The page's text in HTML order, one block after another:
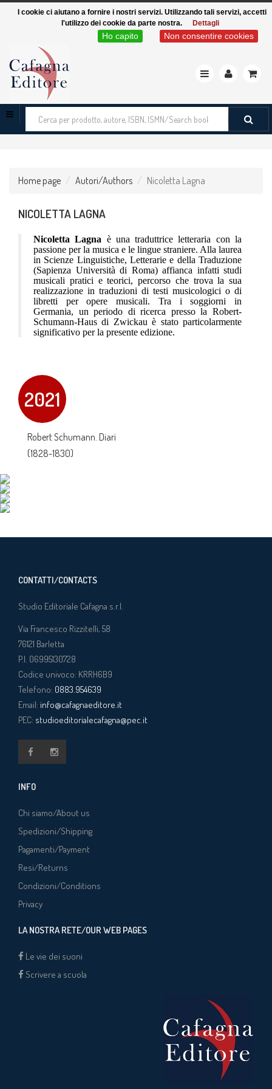
Toggle
Cerca
tra
Home page
Autori/Authors Nicoletta Lagna
NICOLETTA LAGNA
Nicoletta Lagna è una traduttrice letteraria con la
passione per la musica e le lingue straniere. Alla laurea
in Scienze Linguistiche, Letterarie e della Traduzione
(Sapienza Università di Roma) affianca infatti studi
musicali pratici e teorici, percorso che trova la sua
realizzazione in traduzioni di testi musicologici o di
libretti per opere musicali. Tra i soggiorni in
Germania, un periodo di ricerca presso la Robert-
Schumann-Haus di Zwickau è stato particolarmente
significativo per la presente edizione.
2021
Robert Schumann. Diari
(1828-1830)
CONTATTI/CONTACTS
Studio Editoriale Cafagna s.r.l.
Via Francesco Rizzitelli, 58
76121 Barletta
P.I. 06995130728
Codice univoco: KRRH6B9
Telefono: 0883.954639
Email: info@cafagnaeditore.it
PEC: studioeditorialecafagna@pec.it
INFO
Chi siamo/About us
Spedizioni/Shipping
Pagamenti/Payment
Resi/Returns
Condizioni/Conditions
Privacy
LA NOSTRA RETE/OUR WEB PAGES
Le vie dei suoni
Scrivere a scuola
I cookie ci aiutano a fornire i nostri servizi. Utilizzando tali servizi, accetti
l'utilizzo dei cookie da parte nostra.
Dettagli
Non consentire cookies
Ho capito